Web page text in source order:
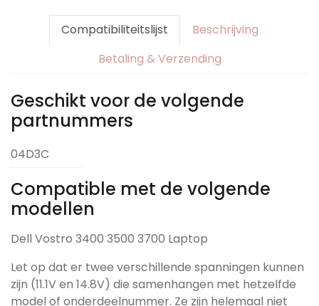
Compatibiliteitslijst
Beschrijving
Betaling & Verzending
Geschikt voor de volgende
partnummers
04D3C
Compatible met de volgende
modellen
Dell Vostro 3400 3500 3700 Laptop
Let op dat er twee verschillende spanningen kunnen
zijn (11.1V en 14.8V) die samenhangen met hetzelfde
model of onderdeelnummer. Ze zijn helemaal niet